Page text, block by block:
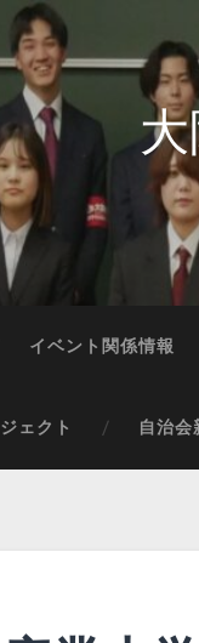
イベント関係情報
ェクト 自治会